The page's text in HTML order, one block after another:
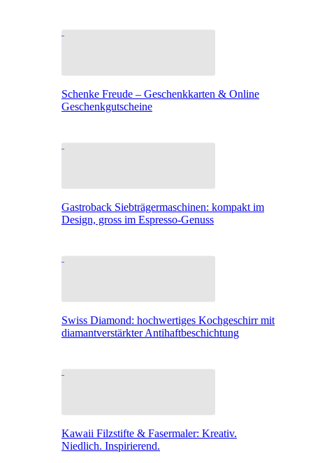
Schenke Freude – Geschenkkarten & Online
Geschenkgutscheine
Gastroback Siebträgermaschinen: kompakt im
Design, gross im Espresso-Genuss
Swiss Diamond: hochwertiges Kochgeschirr mit
diamantverstärkter Antihaftbeschichtung
Kawaii Filzstifte & Fasermaler: Kreativ.
Niedlich. Inspirierend.